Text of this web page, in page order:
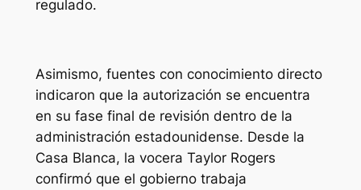
regulado.
Asimismo, fuentes con conocimiento directo
indicaron que la autorización se encuentra
en su fase final de revisión dentro de la
administración estadounidense. Desde la
Casa Blanca, la vocera Taylor Rogers
confirmó que el gobierno trabaja